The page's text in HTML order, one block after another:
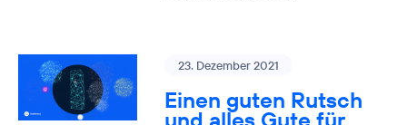
23. Dezember 2021
Einen guten Rutsch
und alles Gute für